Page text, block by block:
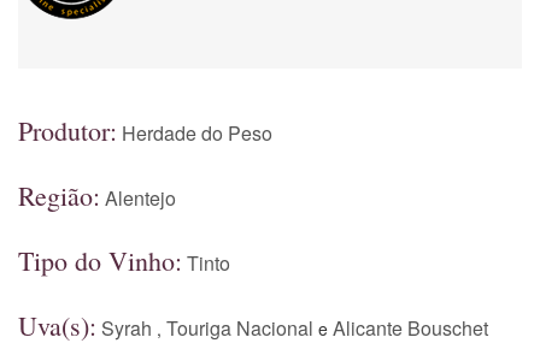
Produtor: Herdade do Peso
Região: Alentejo
Tipo do Vinho: Tinto
Uva(s): Syrah , Touriga Nacional e Alicante Bouschet